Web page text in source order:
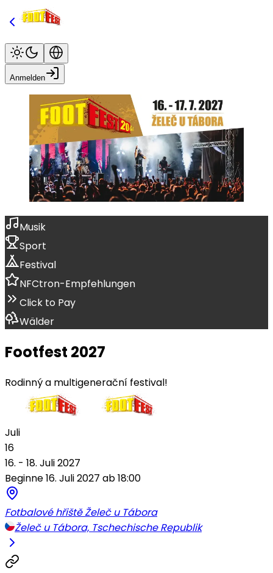
Anmelden
Musik
Sport
Festival
NFCtron-Empfehlungen
Click to Pay
Wälder
Footfest 2027
Rodinný a multigenerační festival!
Juli
16
16. - 18. Juli 2027
Beginne 16. Juli 2027 ab 18:00
Fotbalové hřiště Želeč u Tábora
Želeč u Tábora, Tschechische Republik